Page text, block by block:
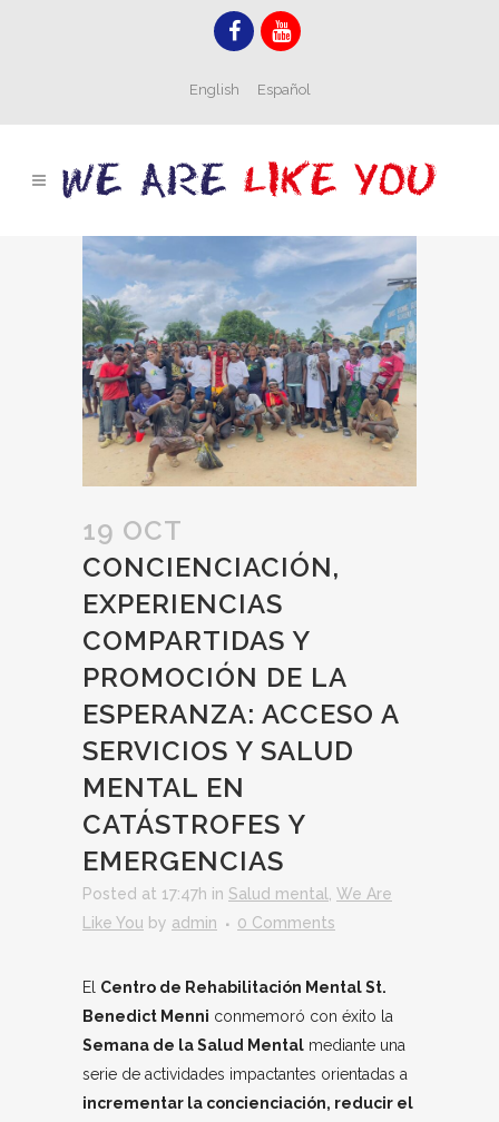
English Español
19 OCT
CONCIENCIACIÓN,
EXPERIENCIAS
COMPARTIDAS Y
PROMOCIÓN DE LA
ESPERANZA: ACCESO A
SERVICIOS Y SALUD
MENTAL EN
CATÁSTROFES Y
EMERGENCIAS
Posted at 17:47h in Salud mental
We Are
Like You by admin 0 Comments
El Centro de Rehabilitación Mental St.
Benedict Menni conmemoró con éxito la
Semana de la Salud Mental mediante una
serie de actividades impactantes orientadas a
incrementar la concienciación, reducir el